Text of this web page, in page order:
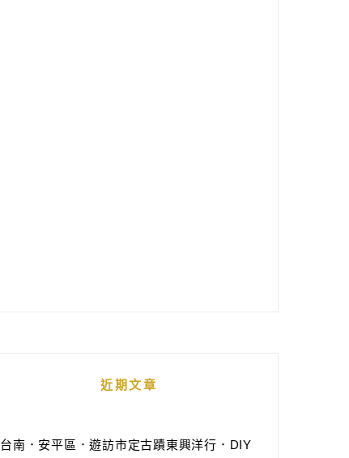
近期文章
台南．安平區．遊訪市定古蹟東興洋行．DIY